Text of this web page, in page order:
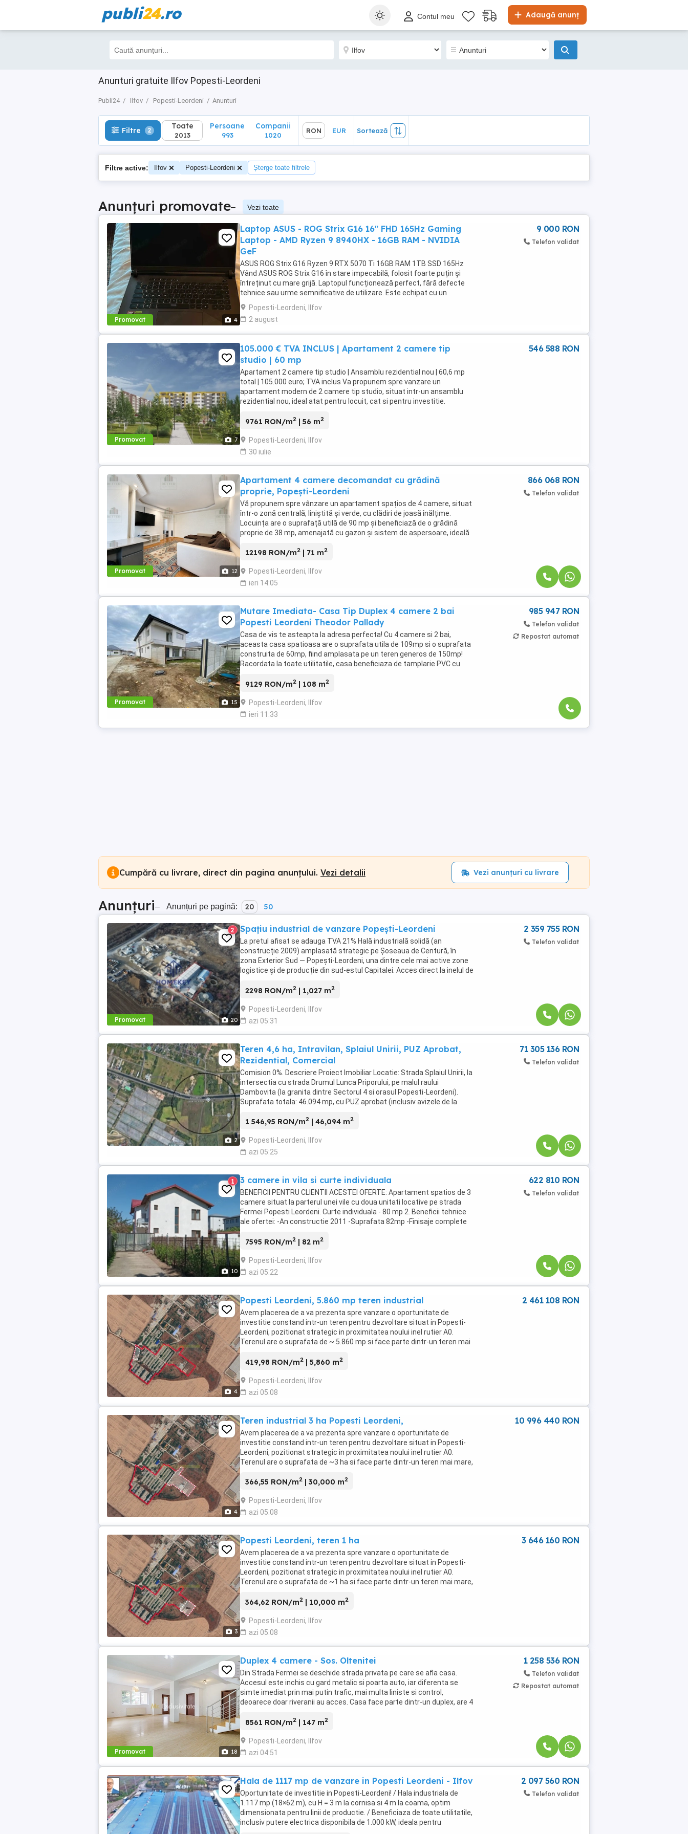
publi24.ro Adaugă anunț
Contul meu
Anunturi gratuite Ilfov Popesti-Leordeni
Publi24 Ilfov Popesti-Leordeni Anunturi
Filtre 2 Toate
2013
Sortează
Filtre 2 Toate
2013
Persoane
993
Companii
1020
RON EUR Sortează
Filtre active: Ilfov Popesti-Leordeni Șterge toate filtrele
Anunțuri promovate– Vezi toate
Promovat 4
Laptop ASUS - ROG Strix G16 16" FHD 165Hz Gaming
Laptop - AMD Ryzen 9 8940HX - 16GB RAM - NVIDIA
GeF
ASUS ROG Strix G16 Ryzen 9 RTX 5070 Ti 16GB RAM 1TB SSD 165Hz
Vând ASUS ROG Strix G16 în stare impecabilă, folosit foarte puțin și
întreținut cu mare grijă. Laptopul funcționează perfect, fără defecte
tehnice sau urme semnificative de utilizare. Este echipat cu un
procesor AMD Ryzen 9 8940HX ...
Popesti-Leordeni, Ilfov
2 august
9 000 RON
Telefon validat
Promovat 7
105.000 € TVA INCLUS | Apartament 2 camere tip
studio | 60 mp
Apartament 2 camere tip studio | Ansamblu rezidential nou | 60,6 mp
total | 105.000 euro; TVA inclus Va propunem spre vanzare un
apartament modern de 2 camere tip studio, situat intr-un ansamblu
rezidential nou, ideal atat pentru locuit, cat si pentru investitie.
9761 RON/m2 | 56 m2
Popesti-Leordeni, Ilfov
30 iulie
546 588 RON
Promovat 12
Apartament 4 camere decomandat cu grădină
proprie, Popești-Leordeni
Vă propunem spre vânzare un apartament spațios de 4 camere, situat
într-o zonă centrală, liniștită și verde, cu clădiri de joasă înălțime.
Locuința are o suprafață utilă de 90 mp și beneficiază de o grădină
proprie de 38 mp, amenajată cu gazon și sistem de aspersoare, ideală
12198 RON/m2 | 71 m2
Popesti-Leordeni, Ilfov
ieri 14:05
866 068 RON
Telefon validat
Promovat 15
Mutare Imediata- Casa Tip Duplex 4 camere 2 bai
Popesti Leordeni Theodor Pallady
Casa de vis te asteapta la adresa perfecta! Cu 4 camere si 2 bai,
aceasta casa spatioasa are o suprafata utila de 109mp si o suprafata
construita de 60mp, fiind amplasata pe un teren generos de 150mp!
Racordata la toate utilitatile, casa beneficiaza de tamplarie PVC cu
9129 RON/m2 | 108 m2
Popesti-Leordeni, Ilfov
ieri 11:33
985 947 RON
Telefon validat
Repostat automat
Cumpără cu livrare, direct din pagina anunțului. Vezi detalii Vezi anunțuri cu livrare
Anunțuri– Anunțuri pe pagină: 20 50
Promovat 20
2 Spațiu industrial de vanzare Popești-Leordeni
La pretul afisat se adauga TVA 21% Hală industrială solidă (an
construcție 2009) amplasată strategic pe Șoseaua de Centură, în
zona Exterior Sud — Popești-Leordeni, una dintre cele mai active zone
logistice și de producție din sud-estul Capitalei. Acces direct la inelul de
2298 RON/m2 | 1,027 m2
Popesti-Leordeni, Ilfov
azi 05:31
2 359 755 RON
Telefon validat
2
Teren 4,6 ha, Intravilan, Splaiul Unirii, PUZ Aprobat,
Rezidential, Comercial
Comision 0%. Descriere Proiect Imobiliar Locatie: Strada Splaiul Unirii, la
intersectia cu strada Drumul Lunca Priporului, pe malul raului
Dambovita (la granita dintre Sectorul 4 si orasul Popesti-Leordeni).
Suprafata totala: 46.094 mp, cu PUZ aprobat (inclusiv avizele de la
1 546,95 RON/m2 | 46,094 m2
Popesti-Leordeni, Ilfov
azi 05:25
71 305 136 RON
Telefon validat
10
1 3 camere in vila si curte individuala
BENEFICII PENTRU CLIENTII ACESTEI OFERTE: Apartament spatios de 3
camere situat la parterul unei vile cu doua unitati locative pe strada
Fermei Popesti Leordeni. Curte individuala - 80 mp 2. Beneficii tehnice
ale ofertei: -An constructie 2011 -Suprafata 82mp -Finisaje complete
7595 RON/m2 | 82 m2
Popesti-Leordeni, Ilfov
azi 05:22
622 810 RON
Telefon validat
4
Popesti Leordeni, 5.860 mp teren industrial
Avem placerea de a va prezenta spre vanzare o oportunitate de
investitie constand intr-un teren pentru dezvoltare situat in Popesti-
Leordeni, pozitionat strategic in proximitatea noului inel rutier A0.
Terenul are o suprafata de ~ 5.860 mp si face parte dintr-un teren mai
419,98 RON/m2 | 5,860 m2
Popesti-Leordeni, Ilfov
azi 05:08
2 461 108 RON
4
Teren industrial 3 ha Popesti Leordeni,
Avem placerea de a va prezenta spre vanzare o oportunitate de
investitie constand intr-un teren pentru dezvoltare situat in Popesti-
Leordeni, pozitionat strategic in proximitatea noului inel rutier A0.
Terenul are o suprafata de ~3 ha si face parte dintr-un teren mai mare,
366,55 RON/m2 | 30,000 m2
Popesti-Leordeni, Ilfov
azi 05:08
10 996 440 RON
3
Popesti Leordeni, teren 1 ha
Avem placerea de a va prezenta spre vanzare o oportunitate de
investitie constand intr-un teren pentru dezvoltare situat in Popesti-
Leordeni, pozitionat strategic in proximitatea noului inel rutier A0.
Terenul are o suprafata de ~1 ha si face parte dintr-un teren mai mare,
364,62 RON/m2 | 10,000 m2
Popesti-Leordeni, Ilfov
azi 05:08
3 646 160 RON
Promovat 18
Duplex 4 camere - Sos. Oltenitei
Din Strada Fermei se deschide strada privata pe care se afla casa.
Accesul este inchis cu gard metalic si poarta auto, iar diferenta se
simte imediat prin mai putin trafic, mai multa liniste si control,
deoarece doar riveranii au acces. Casa face parte dintr-un duplex, are 4
8561 RON/m2 | 147 m2
Popesti-Leordeni, Ilfov
azi 04:51
1 258 536 RON
Telefon validat
Repostat automat
Hala de 1117 mp de vanzare in Popesti Leordeni - Ilfov
Oportunitate de investitie in Popesti-Leordeni! / Hala industriala de
1.117 mp (18×62 m), cu H = 3 m la cornisa si 4 m la coama, optim
dimensionata pentru linii de productie. / Beneficiaza de toate utilitatile,
inclusiv putere electrica disponibila de 1.000 kW, ideala pentru
2 097 560 RON
Telefon validat